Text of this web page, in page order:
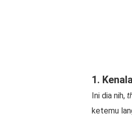
1.
Ini dia nih,
ketemu